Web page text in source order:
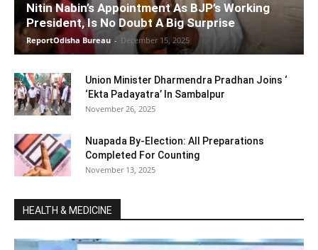
Nitin Nabin’s Appointment As BJP’s Working
President, Is No Doubt A Big Surprise
ReportOdisha Bureau - December 15, 2025
Union Minister Dharmendra Pradhan Joins ‘
‘Ekta Padayatra’ In Sambalpur
November 26, 2025
Nuapada By-Election: All Preparations
Completed For Counting
November 13, 2025
HEALTH & MEDICINE